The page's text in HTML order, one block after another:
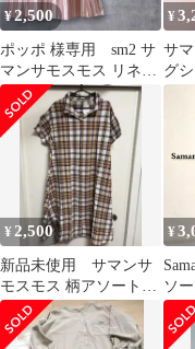
¥2,500
ポッポ 様専用 sm2 サ
マンサモスモス リネン
混 ストライプシャツ
ワンピ
¥
サ
グ
と
¥ 2,500
新品未使用 サマンサ
モスモス 柄アソートシ
ャツワンピース
¥
ソ
ワ